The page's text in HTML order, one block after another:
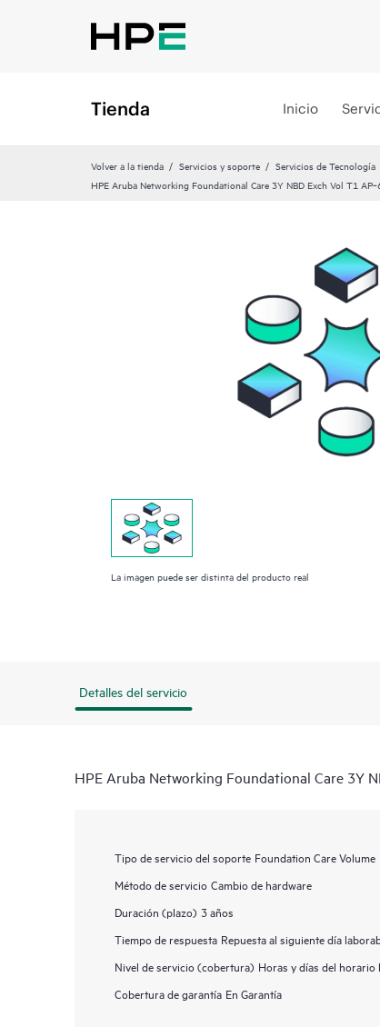
Tienda Inicio
Volver a la tienda Servicios y soporte Servicios de Tecnología
HPE Aruba Networking Foundational Care 3Y NBD Exch Vol T1
La imagen puede ser distinta del producto real
Detalles del servicio
HPE Aruba Networking Foundational Care 3Y
Tipo de servicio del soporte Foundation Care Volume
Método de servicio Cambio de hardware
Duración (plazo) 3 años
Tiempo de respuesta Repuesta al siguiente día
Nivel de servicio (cobertura) Horas y días del horario
Cobertura de garantía En Garantía